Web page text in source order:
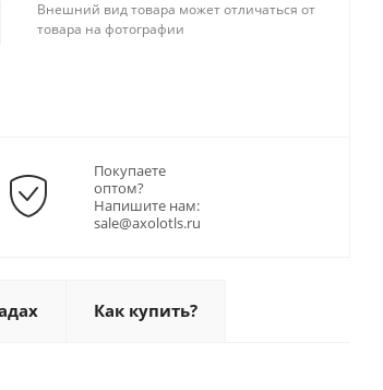
Внешний вид товара может отличаться от
товара на фотографии
Покупаете
оптом?
Напишите нам:
sale@axolotls.ru
Как купить?